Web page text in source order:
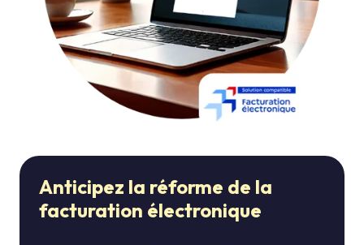
Anticipez la réforme de la
facturation électronique